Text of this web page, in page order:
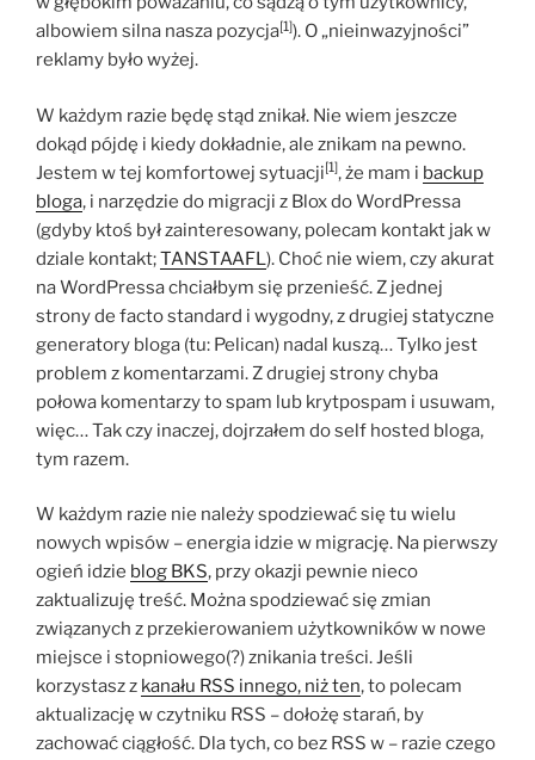
albowiem silna nasza pozycja[1]). O „nieinwazyjności”
reklamy było wyżej.
W każdym razie będę stąd znikał. Nie wiem jeszcze
dokąd pójdę i kiedy dokładnie, ale znikam na pewno.
Jestem w tej komfortowej sytuacji[1], że mam i backup
bloga, i narzędzie do migracji z Blox do WordPressa
(gdyby ktoś był zainteresowany, polecam kontakt jak w
dziale kontakt;TANSTAAFL). Choć nie wiem, czy akurat
na WordPressa chciałbym się przenieść. Z jednej
strony de facto standard i wygodny, z drugiej statyczne
generatory bloga (tu: Pelican) nadal kuszą… Tylko jest
problem z komentarzami. Z drugiej strony chyba
połowa komentarzy to spam lub krytpospam i usuwam,
więc… Tak czy inaczej, dojrzałem do self hosted bloga,
tym razem.
W każdym razie nie należy spodziewać się tu wielu
nowych wpisów – energia idzie w migrację. Na pierwszy
ogień idzie blog BKS, przy okazji pewnie nieco
zaktualizuję treść. Można spodziewać się zmian
związanych z przekierowaniem użytkowników w nowe
miejsce i stopniowego(?) znikania treści. Jeśli
korzystasz z kanału RSS innego, niż ten, to polecam
aktualizację w czytniku RSS – dołożę starań, by
zachować ciągłość. Dla tych, co bez RSS w – razie czego